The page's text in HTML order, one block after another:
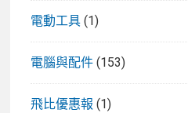
電動工具 (1)
電腦與配件 (153)
飛比優惠報 (1)